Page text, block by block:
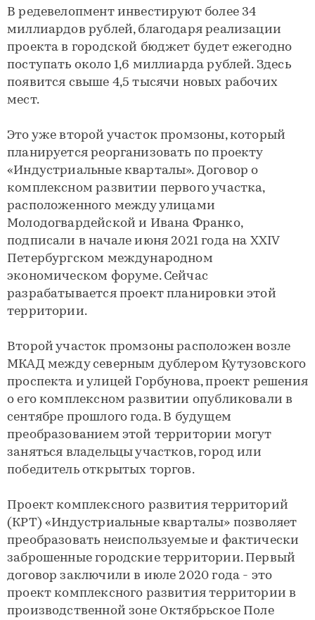
В редевелопмент инвестируют более 34
миллиардов рублей, благодаря реализации
проекта в городской бюджет будет ежегодно
поступать около 1,6 миллиарда рублей. Здесь
появится свыше 4,5 тысячи новых рабочих
мест.
Это уже второй участок промзоны, который
планируется реорганизовать по проекту
«Индустриальные кварталы». Договор о
комплексном развитии первого участка,
расположенного между улицами
Молодогвардейской и Ивана Франко,
подписали в начале июня 2021 года на XXIV
Петербургском международном
экономическом форуме. Сейчас
разрабатывается проект планировки этой
территории.
Второй участок промзоны расположен возле
МКАД между северным дублером Кутузовского
проспекта и улицей Горбунова, проект решения
о его комплексном развитии опубликовали в
сентябре прошлого года. В будущем
преобразованием этой территории могут
заняться владельцы участков, город или
победитель открытых торгов.
Проект комплексного развития территорий
(КРТ) «Индустриальные кварталы» позволяет
преобразовать неиспользуемые и фактически
заброшенные городские территории. Первый
договор заключили в июле 2020 года - это
проект комплексного развития территории в
производственной зоне Октябрьское Поле